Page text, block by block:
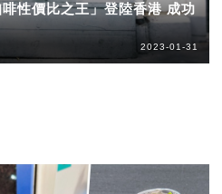
性價比之王」登陸香港 成功
2023-01-31